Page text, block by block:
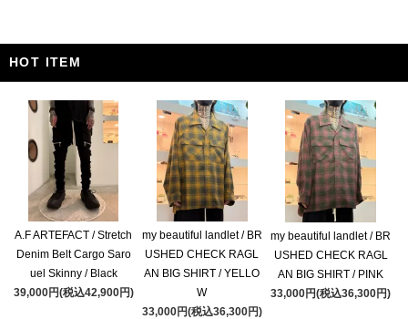
HOT ITEM
A.F ARTEFACT / Stretch
Denim Belt Cargo Saro
uel Skinny / Black
39,000円(税込42,900円)
my beautiful landlet / BR
USHED CHECK RAGL
AN BIG SHIRT / YELLO
W
33,000円(税込36,300円)
my beautiful landlet / BR
USHED CHECK RAGL
AN BIG SHIRT / PINK
33,000円(税込36,300円)